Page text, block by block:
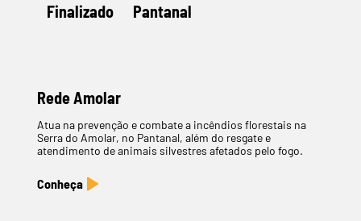
Finalizado Pantanal
Rede Amolar
Atua na prevenção e combate a incêndios florestais na
Serra do Amolar, no Pantanal, além do resgate e
atendimento de animais silvestres afetados pelo fogo.